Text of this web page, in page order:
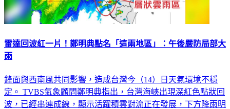
雷達回波紅一片！鄭明典點名「這兩地區」：午後嚴防局部大
雨
鋒面與西南風共同影響，造成台灣今（14）日天氣環境不穩
定。 TVBS氣象顧問鄭明典指出，台灣海峽出現深紅色點狀回
波，已經串連成線，顯示活躍積雲對流正在發展，下方降雨明